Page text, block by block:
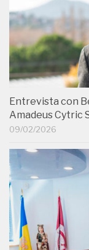
Entrevista con
Amadeus Cytric
09/02/2026